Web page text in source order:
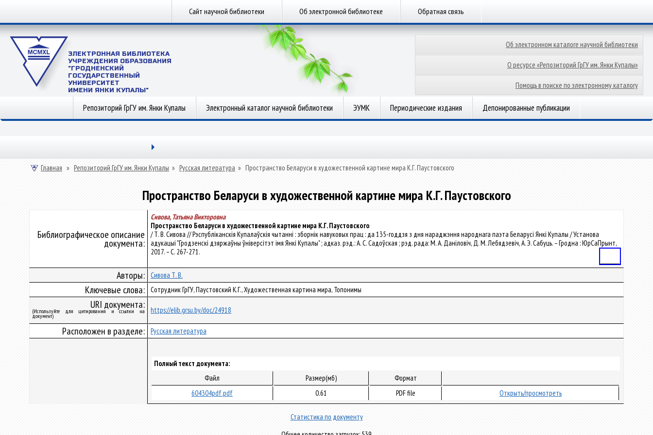
Сайт научной библиотеки Об электронной библиотеке Обратная связь
ЭЛЕКТРОННАЯ БИБЛИОТЕКА
УЧРЕЖДЕНИЯ ОБРАЗОВАНИЯ
"ГРОДНЕНСКИЙ
ГОСУДАРСТВЕННЫЙ
УНИВЕРСИТЕТ
ИМЕНИ ЯНКИ КУПАЛЫ"
Об электронном каталоге научной библиотеки
О ресурсе «Репозиторий ГрГУ им. Янки Купалы»
Помощь в поиске по электронному каталогу
Репозиторий ГрГУ им. Янки Купалы Электронный каталог научной библиотеки ЭУМК Периодические издания Депонированные публикации
Главная » Репозиторий ГрГУ им. Янки Купалы » Русская литература » Пространство Беларуси в художественной картине мира К.Г. Паустовского
Пространство Беларуси в художественной картине мира К.Г. Паустовского
Библиографическое описание
документа:
Сивова, Татьяна Викторовна
Пространство Беларуси в художественной картине мира К.Г. Паустовского
/ Т. В. Сивова // Рэспубліканскія Купалаўскія чытанні : зборнік навуковых прац : да 135-годдзя з дня нараджэння народнага паэта Беларусі Янкі Купалы / Установа
адукацыі "Гродзенскі дзяржаўны ўніверсітэт імя Янкі Купалы" ; адказ. рэд.: А. С. Садоўская ; рэд. рада: М. А. Даніловіч, Д. М. Лебядзевіч, А. Э. Сабуць. – Гродна : ЮрСаПрынт,
2017. – С. 267-271.
Авторы: Сивова Т. В.
Ключевые слова: Сотрудник ГрГУ, Паустовский К.Г., Художественная картина мира, Топонимы
URI документа:
(Используйте для цитирования и ссылки на
документ)
https://elib.grsu.by/doc/24918
Расположен в разделе: Русская литература
Полный текст документа:
Файл
Размер(мб)
Формат
604304pdf.pdf
0.61 PDF file Открыть/просмотреть
Статистика по документу